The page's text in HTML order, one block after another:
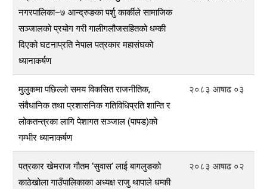
नगरपालिका–७ आन्द्रुङका पर्शु कार्कीले सामाजिक
सञ्जालको प्रयोग गरी गालीगलौजसहितको धम्की
दिएको घटनाप्रति नेपाल पत्रकार महासंघको
ध्यानाकर्षण
मुलुकमा पछिल्लो समय विकसित राजनीतिक,
संवैधानिक तथा प्रशासनिक गतिविधिप्रति शान्ति र
लोकतन्त्रका लागि पेशागत सञ्जाल (पापड)को
गम्भीर ध्यानाकर्षण
२०८३ आषाढ ०३
पत्रकार खेमराज गौतम ‘सुवास’ लाई बागलुङको
काठेखोला गाउँपालिकाका अध्यक्ष राजु थापाले धम्की
२०८३ आषाढ ०२